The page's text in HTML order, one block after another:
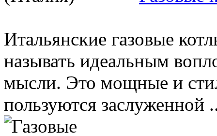
Итальянские газовые
называть идеальным
мысли. Это мощные и
пользуются заслуженной